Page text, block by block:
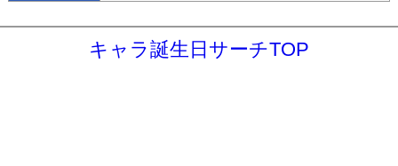
キャラ誕生日サーチTOP